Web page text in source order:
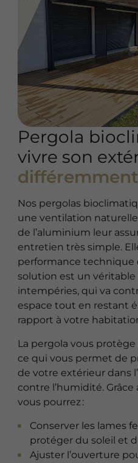
Pergola
vivre son
différemment
Nos pergolas
une ventilation
de l’aluminium leur
entretien très simple.
performance technique
solution est un
intempéries, qui va
espace tout en restant
rapport à votre
La pergola vous
ce qui vous permet de
de votre extérieur dans
contre l’humidité.
vous pourrez :
Conserver les lames
protéger du soleil et
Ajuster l’ouverture